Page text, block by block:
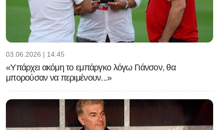
03.06.2026 | 14:45
«Υπάρχει ακόμη το εμπάργκο λόγω Γιάνσον, θα
μπορούσαν να περιμένουν...»